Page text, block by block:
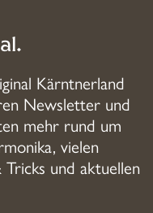
Kärntnerland
Newsletter und
mehr rund um
vielen
und aktuellen